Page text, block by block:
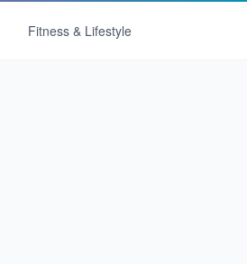
Fitness & Lifestyle